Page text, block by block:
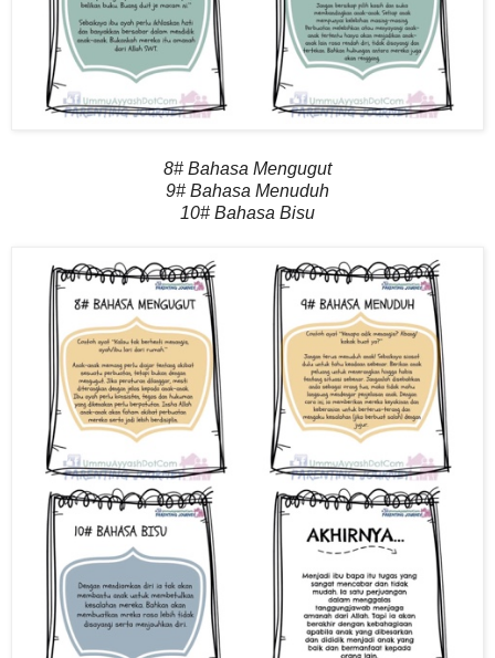
8# Bahasa Mengugut
9# Bahasa Menuduh
10# Bahasa Bisu